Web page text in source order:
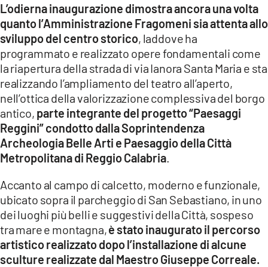
COSENZACHANNEL.IT
ILVIBONESE.IT
CATANZAROCHANNEL.IT
LACAPITALENEWS.IT
App
ANDROID
L’odierna inaugurazione dimostra ancora una volta
quanto l’Amministrazione Fragomeni sia attenta allo
sviluppo del centro storico, laddove ha
programmato e realizzato opere fondamentali come
la riapertura della strada di via Ianora Santa Maria e sta
realizzando l’ampliamento del teatro all’aperto,
nell’ottica della valorizzazione complessiva del borgo
antico, parte integrante del progetto “Paesaggi
Reggini” condotto dalla Soprintendenza
Archeologia Belle Arti e Paesaggio della Città
Metropolitana di Reggio Calabria
Accanto al campo di calcetto, moderno e funzionale,
ubicato sopra il parcheggio di San Sebastiano, in uno
dei luoghi più belli e suggestivi della Città, sospeso
tra mare e montagna,è stato inaugurato il percorso
artistico realizzato dopo l’installazione di alcune
sculture realizzate dal Maestro Giuseppe Correale.